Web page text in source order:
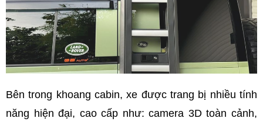
Bên trong khoang cabin, xe được trang bị nhiều tính
năng hiện đại, cao cấp như: camera 3D toàn cảnh,